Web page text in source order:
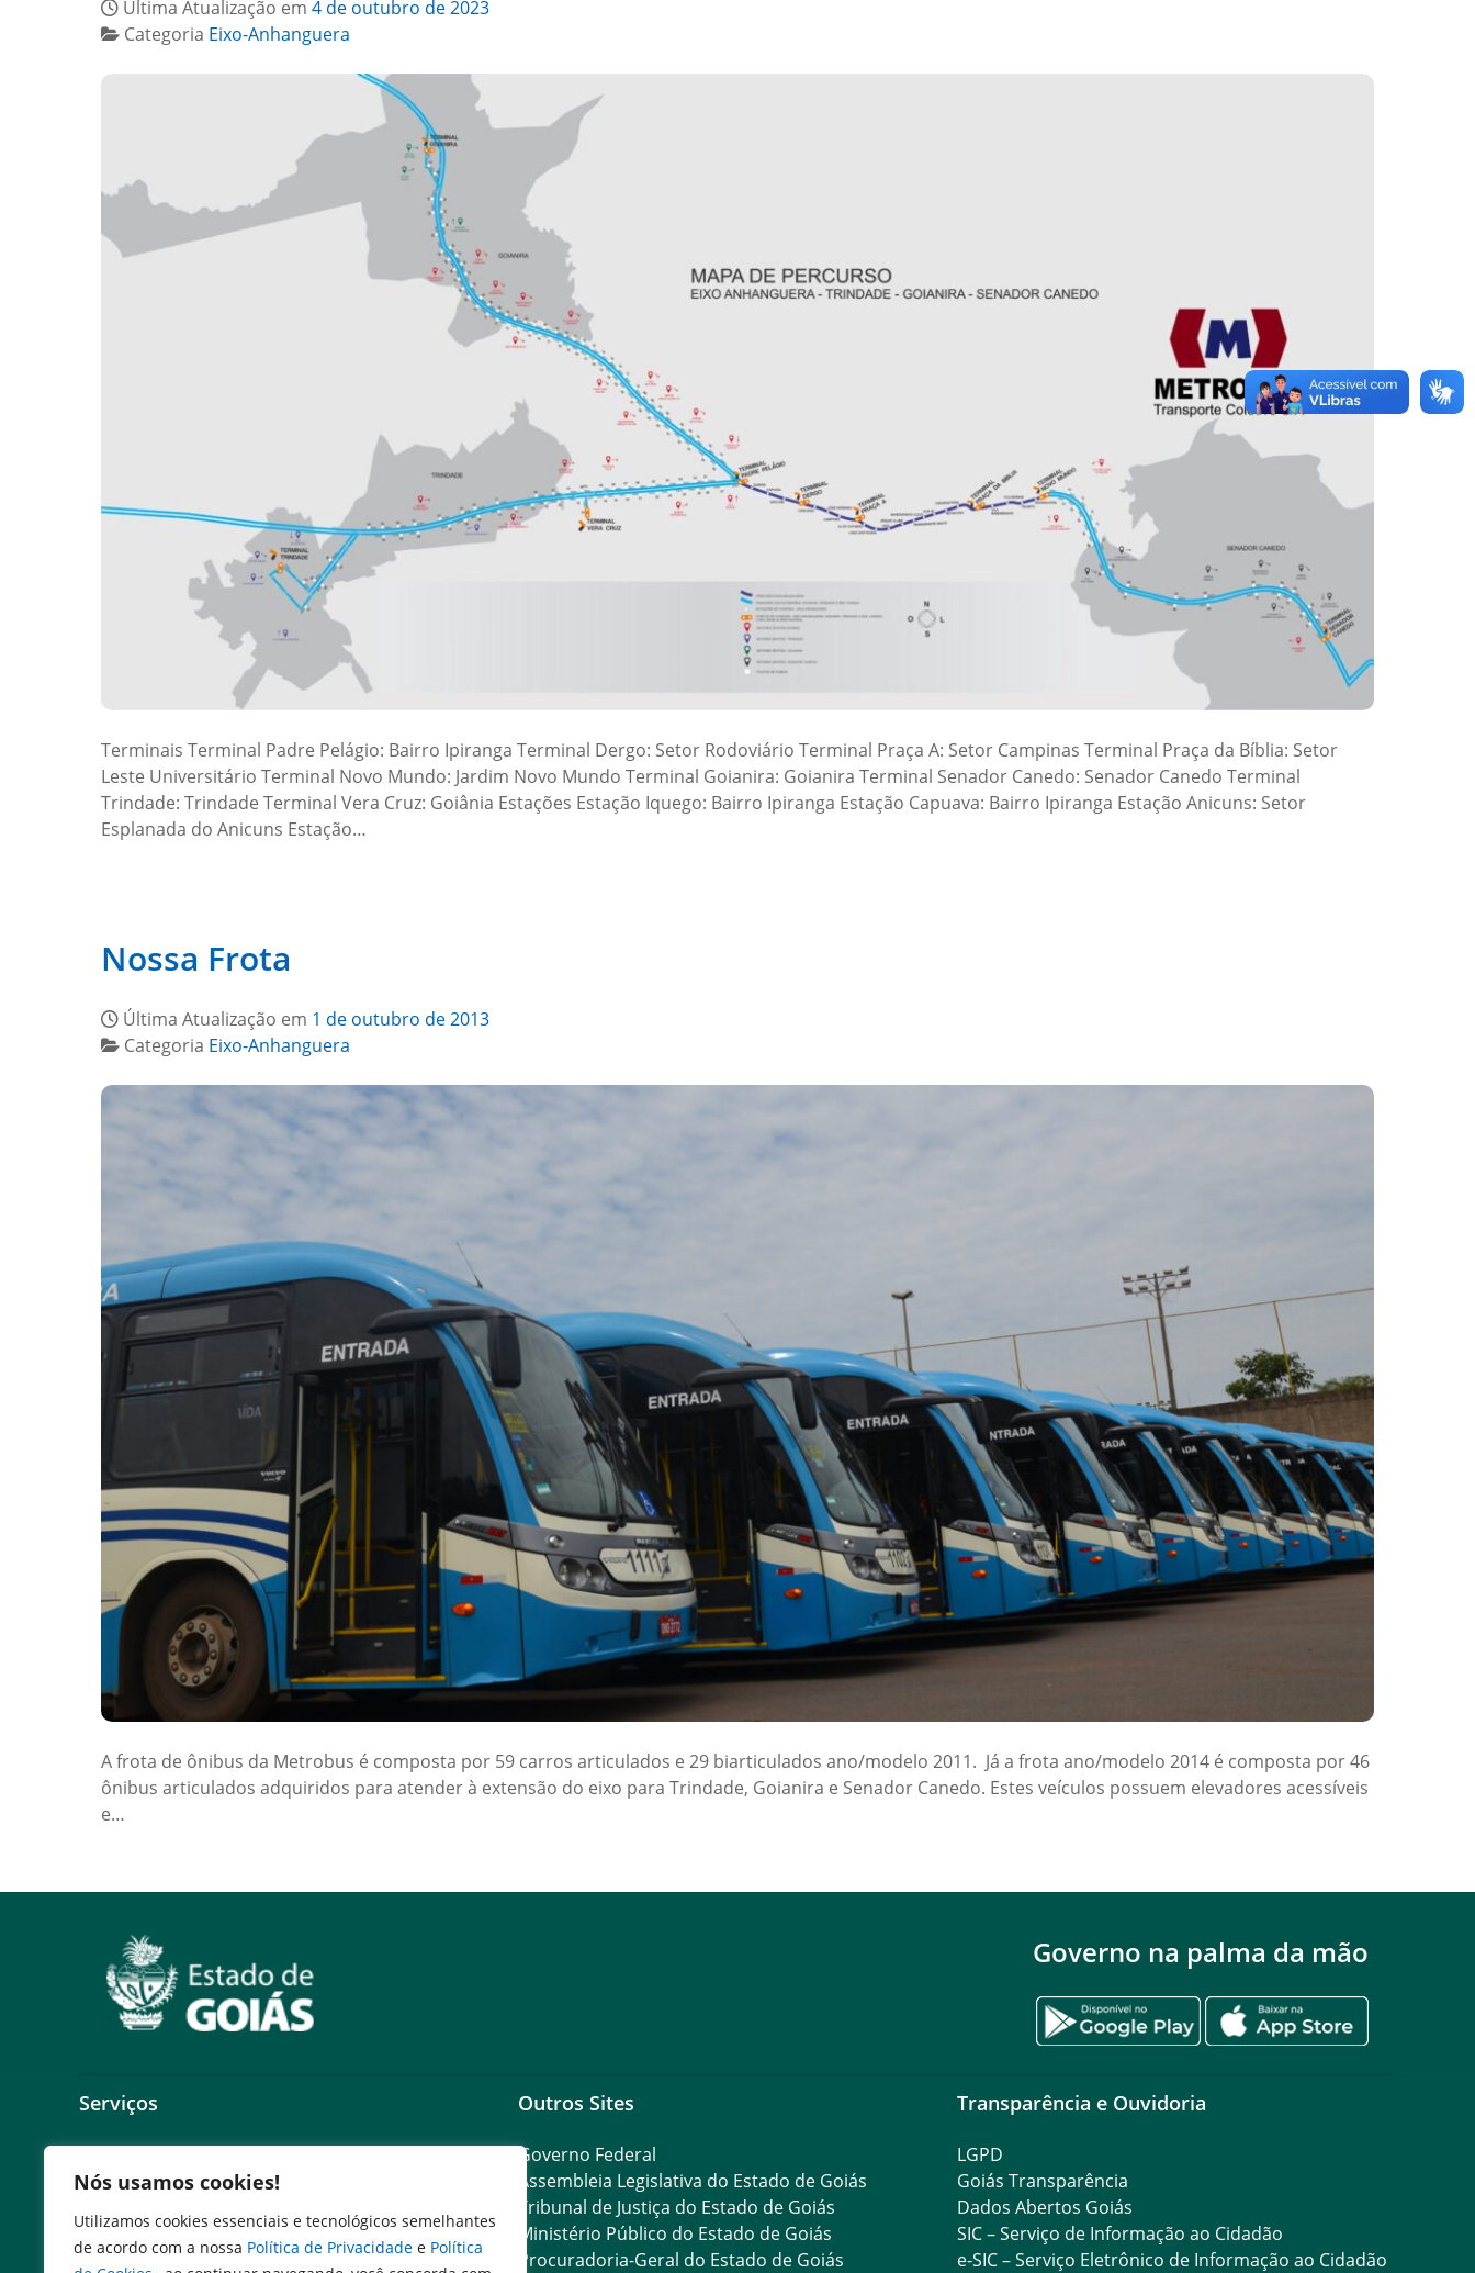
Nós usamos cookies!
Utilizamos cookies essenciais e tecnológicos semelhantes
de acordo com a nossa Política de Privacidade e Política
Última Atualização em 4 de outubro de 2023
Categoria Eixo-Anhanguera
Terminais Terminal Padre Pelágio: Bairro Ipiranga Terminal Dergo: Setor Rodoviário Terminal Praça A: Setor Campinas Terminal Praça da Bíblia: Setor
Leste Universitário Terminal Novo Mundo: Jardim Novo Mundo Terminal Goianira: Goianira Terminal Senador Canedo: Senador Canedo Terminal
Trindade: Trindade Terminal Vera Cruz: Goiânia Estações Estação Iquego: Bairro Ipiranga Estação Capuava: Bairro Ipiranga Estação Anicuns: Setor
Esplanada do Anicuns Estação…
Nossa Frota
Última Atualização em 1 de outubro de 2013
Categoria Eixo-Anhanguera
A frota de ônibus da Metrobus é composta por 59 carros articulados e 29 biarticulados ano/modelo 2011. Já a frota ano/modelo 2014 é composta por 46
ônibus articulados adquiridos para atender à extensão do eixo para Trindade, Goianira e Senador Canedo. Estes veículos possuem elevadores acessíveis
e…
Governo na palma da mão
Serviços
Expresso Aplicações
SEI Governadoria
Cadastro de Autoridades
Outros Sites
Governo Federal
Assembleia Legislativa do Estado de Goiás
Tribunal de Justiça do Estado de Goiás
Ministério Público do Estado de Goiás
Procuradoria-Geral do Estado de Goiás
Transparência e Ouvidoria
LGPD
Goiás Transparência
Dados Abertos Goiás
SIC – Serviço de Informação ao Cidadão
e-SIC – Serviço Eletrônico de Informação ao Cidadão